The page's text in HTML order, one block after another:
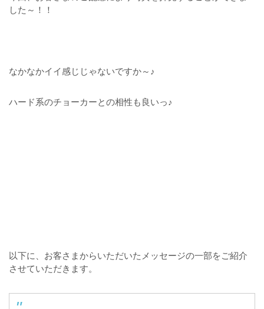
した～！！
なかなかイイ感じじゃないですか～♪
ハード系のチョーカーとの相性も良いっ♪
以下に、お客さまからいただいたメッセージの一部をご紹介
させていただきます。